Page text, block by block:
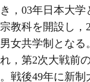
，03年日本大学
教科を開設し，
女共学制となる
，第2次大戦前
戦後49年に新制